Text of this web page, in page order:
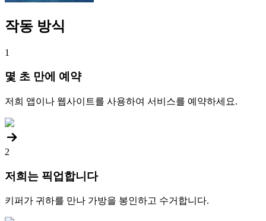
작동 방식
1
몇 초 만에 예약
저희 앱이나 웹사이트를 사용하여 서비스를 예약하세요.
2
저희는 픽업합니다
키퍼가 귀하를 만나 가방을 봉인하고 수거합니다.